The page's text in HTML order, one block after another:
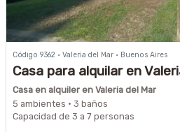
Código 9362 · Valeria del Mar · Buenos Aires
Casa para alquilar en
Casa en alquiler en Valeria del Mar
5 ambientes · 3 baños
Capacidad de 3 a 7 personas